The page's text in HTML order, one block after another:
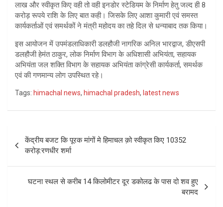
लाख और स्वीकृत किए वही तो वही इनडोर स्टेडियम के निर्माण हेतु जल्द ही 8
करोड़ रूपये राशि के लिए बात कही। जिसके लिए आशा कुमारी एवं समस्त
कार्यकर्ताओं एवं समर्थकों ने मंत्री महोदय का तहे दिल से धन्याबाद तक किया।
इस आयोजन में उपमंडलाधिकारी डलहौजी नागरिक अनिल भारद्वाज, डीएसपी
डलहौजी हेमंत ठाकुर, लोक निर्माण विभाग के अधिशासी अभियंता, सहायक
अभियंता जल शक्ति विभाग के सहायक अभियंता कांग्रेसी कार्यकर्ता, समर्थक
एवं की गणमान्य लोग उपस्थित रहे।
Tags: himachal news, himachal pradesh, latest news
Post
navigation
केंद्रीय बजट कि पूरक मांगों मे हिमाचल क़ो स्वीकृत किए 10352
करोड़:रणधीर शर्मा
घटना स्थल से करीब 14 किलोमीटर दूर डकोलढ के पास दो शव हुए
बरामद